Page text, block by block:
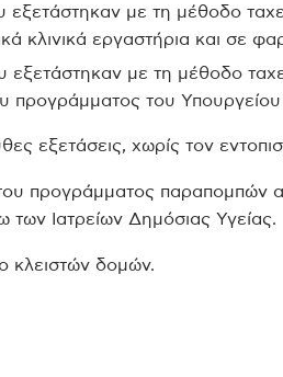
με τη μέθοδο
κλινικά εργαστήρια και σε
με τη μέθοδο
του Υπουργείου
εξετάσεις, χωρίς τον
προγράμματος παραπομπών
των Ιατρείων Δημόσιας Υγείας.
κλειστών δομών.